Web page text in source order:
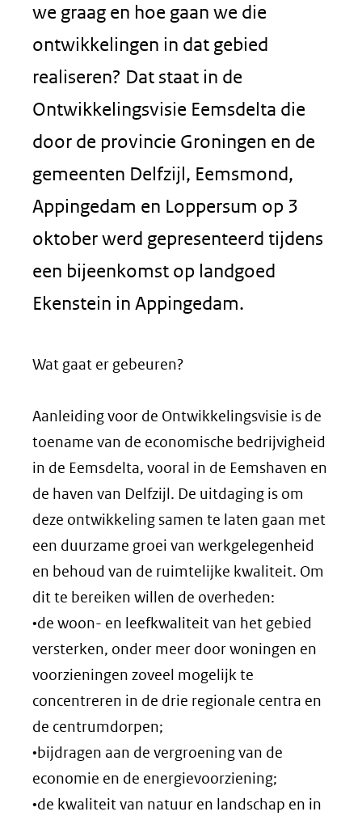
we graag en hoe gaan we die
ontwikkelingen in dat gebied
realiseren? Dat staat in de
Ontwikkelingsvisie Eemsdelta die
door de provincie Groningen en de
gemeenten Delfzijl, Eemsmond,
Appingedam en Loppersum op 3
oktober werd gepresenteerd tijdens
een bijeenkomst op landgoed
Ekenstein in Appingedam.
Wat gaat er gebeuren?
Aanleiding voor de Ontwikkelingsvisie is de
toename van de economische bedrijvigheid
in de Eemsdelta, vooral in de Eemshaven en
de haven van Delfzijl. De uitdaging is om
deze ontwikkeling samen te laten gaan met
een duurzame groei van werkgelegenheid
en behoud van de ruimtelijke kwaliteit. Om
dit te bereiken willen de overheden:
•de woon- en leefkwaliteit van het gebied
versterken, onder meer door woningen en
voorzieningen zoveel mogelijk te
concentreren in de drie regionale centra en
de centrumdorpen;
•bijdragen aan de vergroening van de
economie en de energievoorziening;
•de kwaliteit van natuur en landschap en in